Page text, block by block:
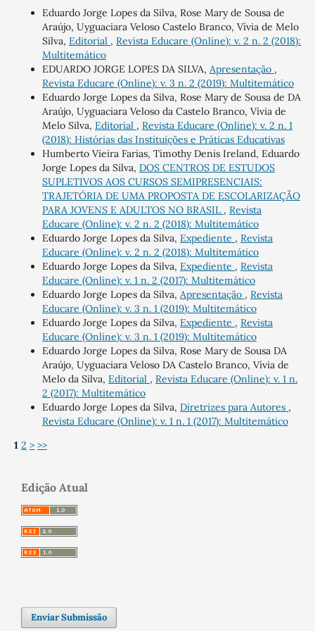
Eduardo Jorge Lopes da Silva, Rose Mary de Sousa de
Araújo, Uyguaciara Veloso Castelo Branco, Vívia de Melo
Silva, Editorial , Revista Educare (Online): v. 2 n. 2 (2018):
Multitemático
EDUARDO JORGE LOPES DA SILVA, Apresentação ,
Revista Educare (Online): v. 3 n. 2 (2019): Multitemático
Eduardo Jorge Lopes da Silva, Rose Mary de Sousa de DA
Araújo, Uyguaciara Veloso da Castelo Branco, Vívia de
Melo Silva, Editorial , Revista Educare (Online): v. 2 n. 1
(2018): Histórias das Instituições e Práticas Educativas
Humberto Vieira Farias, Timothy Denis Ireland, Eduardo
Jorge Lopes da Silva, DOS CENTROS DE ESTUDOS
SUPLETIVOS AOS CURSOS SEMIPRESENCIAIS:
TRAJETÓRIA DE UMA PROPOSTA DE ESCOLARIZAÇÃO
PARA JOVENS E ADULTOS NO BRASIL , Revista
Educare (Online): v. 2 n. 2 (2018): Multitemático
Eduardo Jorge Lopes da Silva, Expediente , Revista
Educare (Online): v. 2 n. 2 (2018): Multitemático
Eduardo Jorge Lopes da Silva, Expediente , Revista
Educare (Online): v. 1 n. 2 (2017): Multitemático
Eduardo Jorge Lopes da Silva, Apresentação , Revista
Educare (Online): v. 3 n. 1 (2019): Multitemático
Eduardo Jorge Lopes da Silva, Expediente , Revista
Educare (Online): v. 3 n. 1 (2019): Multitemático
Eduardo Jorge Lopes da Silva, Rose Mary de Sousa DA
Araújo, Uyguaciara Veloso DA Castelo Branco, Vívia de
Melo da Silva, Editorial , Revista Educare (Online): v. 1 n.
2 (2017): Multitemático
Eduardo Jorge Lopes da Silva, Diretrizes para Autores ,
Revista Educare (Online): v. 1 n. 1 (2017): Multitemático
1 2 > >>
Edição Atual
Enviar Submissão